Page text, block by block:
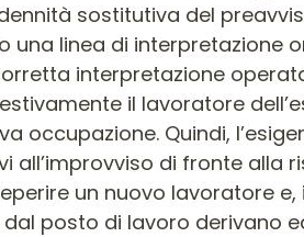
sostitutiva del
una linea di interpretazione
interpretazione
il lavoratore
occupazione. Quindi,
all’improvviso di fronte alla
un nuovo lavoratore
posto di lavoro derivano